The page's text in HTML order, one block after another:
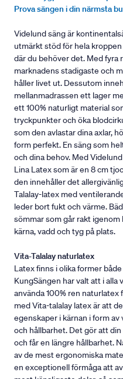
Prova sängen i din närmsta
Videlund säng är
utmärkt stöd för hela
där du behöver det. Med fyra
marknadens stadigaste och
håller livet ut. Dessutom
mellanmadrassen ett lager
ett 100% naturligt material
tryckpunkter och öka
som den avlastar dina axlar,
form perfekt. En säng som
och dina behov. Med
Lina Latex som är en 8 cm
den innehåller det
Talalay-latex med
leder bort fukt och värme.
sömmar som går rakt
kärna, vadd och tyg på plats.
Vita-Talalay naturlatex
Latex finns i olika former
KungSängen har valt att i
använda 100% ren naturlatex
med Vita-talalay latex är att
egenskaper i kärnan i form
och hållbarhet. Det gör att
och får en längre hållbarhet.
av de mest ergonomiska
en exceptionell förmåga att